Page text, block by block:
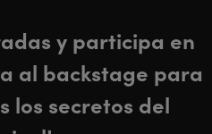
y participa en
al backstage para
los secretos del